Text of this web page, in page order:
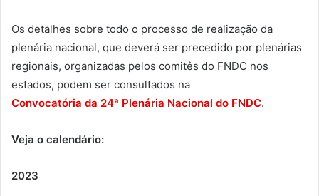
Os detalhes sobre todo o processo de realização da
plenária nacional, que deverá ser precedido por plenárias
regionais, organizadas pelos comitês do FNDC nos
estados, podem ser consultados na
Convocatória da 24ª Plenária Nacional do FNDC.
Veja o calendário:
2023